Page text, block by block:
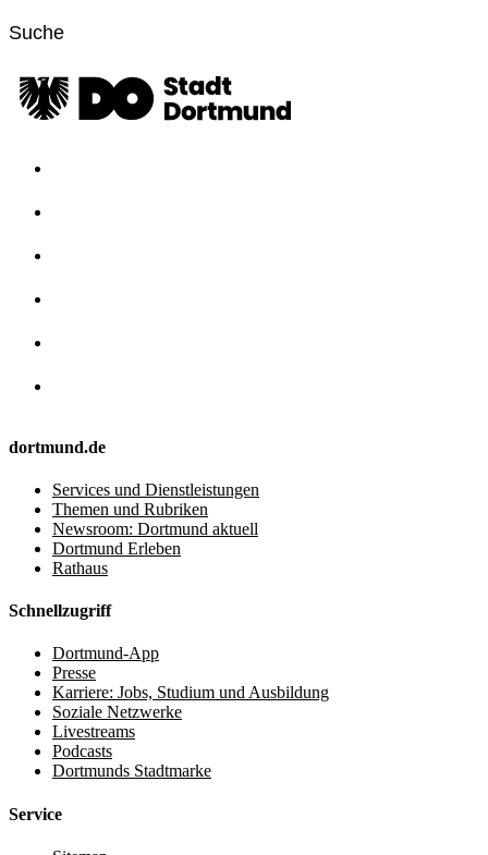
dortmund.de
Services und Dienstleistungen
Themen und Rubriken
Newsroom: Dortmund aktuell
Dortmund Erleben
Rathaus
Schnellzugriff
Dortmund-App
Presse
Karriere: Jobs, Studium und Ausbildung
Soziale Netzwerke
Livestreams
Podcasts
Dortmunds Stadtmarke
Service